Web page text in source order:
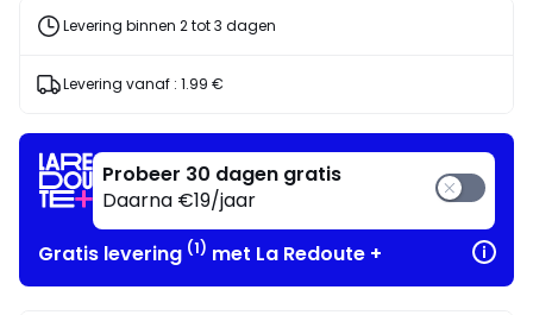
artikelen
Geniet
Levering binnen 2 tot 3 dagen
Levering vanaf : 1.99 €
Probeer 30 dagen gratis
Daarna €19/jaar
Gratis levering (1) met La Redoute +